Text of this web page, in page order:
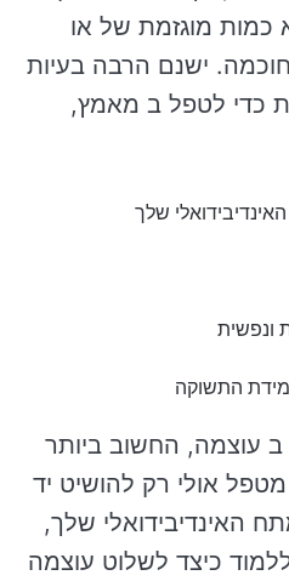
כמות מוגזמת של או
ישנם הרבה בעיות
כדי לטפל ב מאמץ,
שלך
ונפשית
התשוקה
החשוב ביותר
אולי רק להושיט יד
האינדיבידואלי שלך,
כיצד לשלוט עוצמה